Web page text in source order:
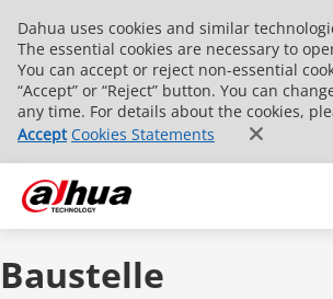
Dahua uses cookies and similar
The essential cookies are necessary to
You can accept or reject non-essential
“Accept” or “Reject” button. You can
any time. For details about the cookies,
Accept Cookies Statements
Baustelle